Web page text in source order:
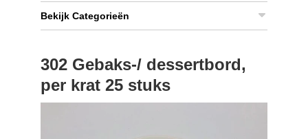
Bekijk Categorieën
302 Gebaks-/ dessertbord,
per krat 25 stuks